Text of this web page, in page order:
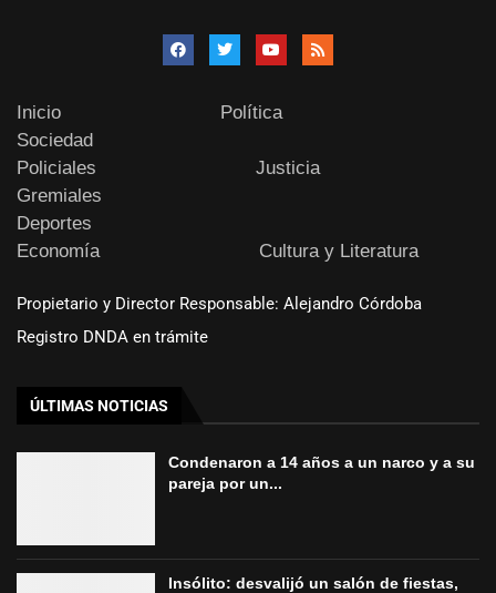
Inicio
Política
Sociedad
Policiales
Justicia
Gremiales
Deportes
Economía
Cultura y Literatura
Propietario y Director Responsable: Alejandro Córdoba
Registro DNDA en trámite
ÚLTIMAS NOTICIAS
Condenaron a 14 años a un narco y a su
pareja por un...
Insólito: desvalijó un salón de fiestas,